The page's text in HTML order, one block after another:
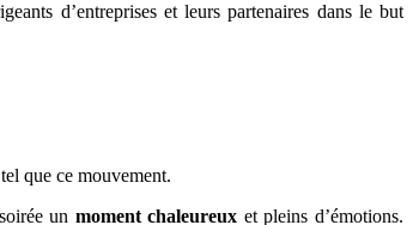
d’entreprises et leurs partenaires dans le but
tel que ce mouvement.
un moment chaleureux et pleins d’émotions.